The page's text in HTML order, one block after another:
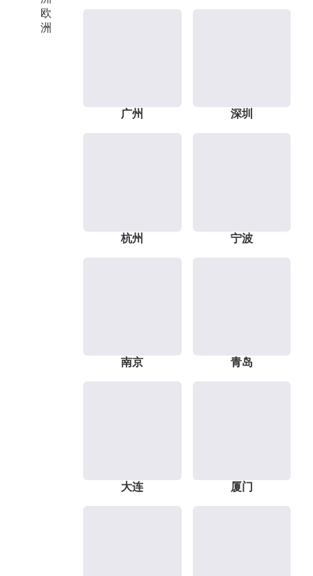
欧
洲
广州 深圳
杭州 宁波
南京 青岛
大连 厦门